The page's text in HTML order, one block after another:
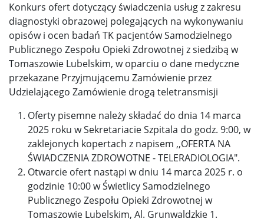
Konkurs ofert dotyczący świadczenia usług z zakresu
diagnostyki obrazowej polegających na wykonywaniu
opisów i ocen badań TK pacjentów Samodzielnego
Publicznego Zespołu Opieki Zdrowotnej z siedzibą w
Tomaszowie Lubelskim, w oparciu o dane medyczne
przekazane Przyjmującemu Zamówienie przez
Udzielającego Zamówienie drogą teletransmisji
Oferty pisemne należy składać do dnia 14 marca
2025 roku w Sekretariacie Szpitala do godz. 9:00, w
zaklejonych kopertach z napisem ,,OFERTA NA
ŚWIADCZENIA ZDROWOTNE - TELERADIOLOGIA".
Otwarcie ofert nastąpi w dniu 14 marca 2025 r. o
godzinie 10:00 w Świetlicy Samodzielnego
Publicznego Zespołu Opieki Zdrowotnej w
Tomaszowie Lubelskim, Al. Grunwaldzkie 1.